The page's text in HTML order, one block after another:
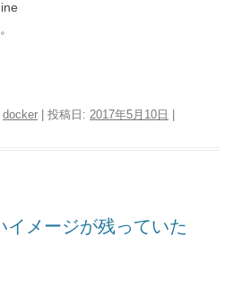
docker | 投稿日: 2017年5月10日
イメージが残っていた